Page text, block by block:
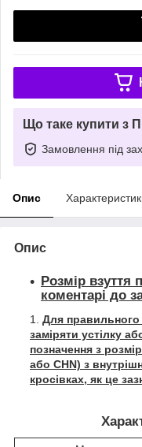
Що таке купити з
Замовлення під
Опис
Опис
Розмір взуття
коментарі до
Для правильного
заміряти устілку
позначення з
або CHN) з
кросівках, як це